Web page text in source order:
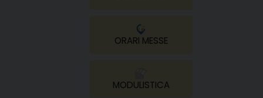
ORARI MESSE
MODULISTICA